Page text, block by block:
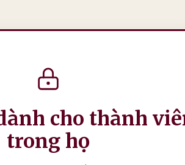
cho thành
trong họ